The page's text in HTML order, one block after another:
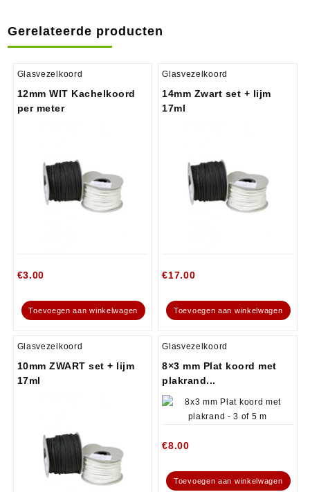
Gerelateerde producten
Glasvezelkoord
12mm WIT Kachelkoord
per meter
€3.00
Toevoegen aan winkelwagen
Glasvezelkoord
14mm Zwart set + lijm
17ml
€17.00
Toevoegen aan winkelwagen
Glasvezelkoord
10mm ZWART set + lijm
17ml
Glasvezelkoord
8×3 mm Plat koord met
plakrand...
€8.00
Toevoegen aan winkelwagen